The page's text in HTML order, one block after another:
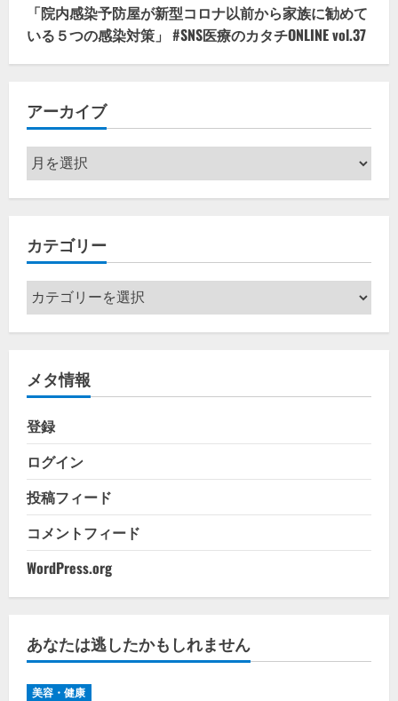
「院内感染予防屋が新型コロナ以前から家族に勧めて
いる５つの感染対策」 #SNS医療のカタチONLINE vol.37
アーカイブ
ア
ー
カ
ブ
カテゴリー
カ
テ
ゴ
ー
メタ情報
登録
ログイン
投稿フィード
コメントフィード
WordPress.org
あなたは逃したかもしれません
美容・健康